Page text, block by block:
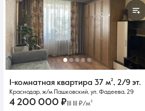
Контакты
1-комнатная квартира 37 м², 2/9 эт.
Краснодар, ж/м Пашковский, ул. Фадеева, 29
4 200 000 ₽ 111 111 ₽/м²